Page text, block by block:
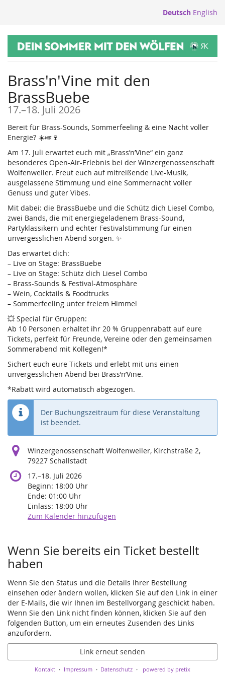
Deutsch English
Brass'n'Vine mit den
BrassBuebe
17.–bis
18. Juli 2026
Bereit für Brass-Sounds, Sommerfeeling & eine Nacht voller
Energie? ☀️🎺🍷
Am 17. Juli erwartet euch mit „Brass’n’Vine“ ein ganz
besonderes Open-Air-Erlebnis bei der Winzergenossenschaft
Wolfenweiler. Freut euch auf mitreißende Live-Musik,
ausgelassene Stimmung und eine Sommernacht voller
Genuss und guter Vibes.
Mit dabei: die BrassBuebe und die Schütz dich Liesel Combo,
zwei Bands, die mit energiegeladenem Brass-Sound,
Partyklassikern und echter Festivalstimmung für einen
unvergesslichen Abend sorgen. ✨
Das erwartet dich:
– Live on Stage: BrassBuebe
– Live on Stage: Schütz dich Liesel Combo
– Brass-Sounds & Festival-Atmosphäre
– Wein, Cocktails & Foodtrucks
– Sommerfeeling unter freiem Himmel
💥 Special für Gruppen:
Ab 10 Personen erhaltet ihr 20 % Gruppenrabatt auf eure
Tickets, perfekt für Freunde, Vereine oder den gemeinsamen
Sommerabend mit Kollegen!*
Sichert euch eure Tickets und erlebt mit uns einen
unvergesslichen Abend bei Brass’n’Vine.
*Rabatt wird automatisch abgezogen.
Der Buchungszeitraum für diese Veranstaltung
ist beendet.
Winzergenossenschaft Wolfenweiler, Kirchstraße 2,
79227 Schallstadt
17.–bis
18. Juli 2026
Beginn: 18:00 Uhr
Ende: 01:00 Uhr
Einlass: 18:00 Uhr
Zum Kalender hinzufügen
Wenn Sie bereits ein Ticket bestellt
haben
Wenn Sie den Status und die Details Ihrer Bestellung
einsehen oder ändern wollen, klicken Sie auf den Link in einer
der E-Mails, die wir Ihnen im Bestellvorgang geschickt haben.
Wenn Sie den Link nicht finden können, klicken Sie auf den
folgenden Button, um ein erneutes Zusenden des Links
anzufordern.
Link erneut senden
Kontakt Impressum Datenschutz powered by pretix